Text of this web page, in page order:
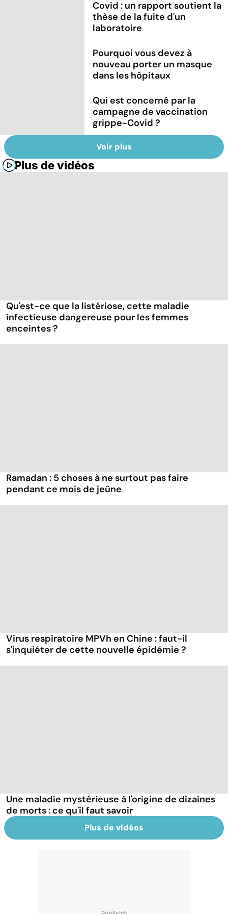
Covid : un rapport soutient la
thèse de la fuite d'un
laboratoire
Pourquoi vous devez à
nouveau porter un masque
dans les hôpitaux
Qui est concerné par la
campagne de vaccination
grippe-Covid ?
Voir plus
Plus de vidéos
Qu'est-ce que la listériose, cette maladie
infectieuse dangereuse pour les femmes
enceintes ?
Ramadan : 5 choses à ne surtout pas faire
pendant ce mois de jeûne
Virus respiratoire MPVh en Chine : faut-il
s'inquiéter de cette nouvelle épidémie ?
Une maladie mystérieuse à l'origine de dizaines
de morts : ce qu'il faut savoir
Plus de vidéos